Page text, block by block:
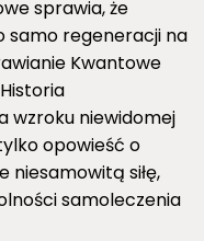
sprawia, że
samo regeneracji na
Kwantowe
wzroku niewidomej
opowieść o
niesamowitą siłę,
samoleczenia